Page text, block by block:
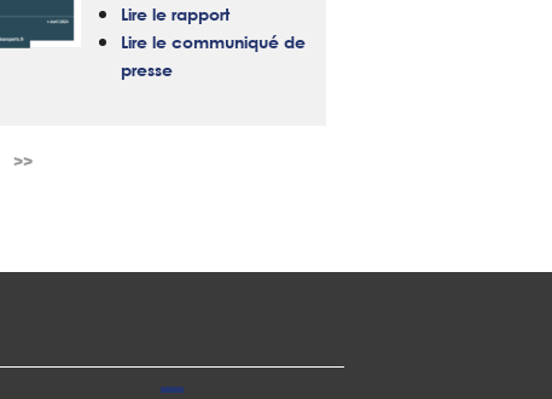
Lire le rapport
Lire le communiqué de
presse
>>